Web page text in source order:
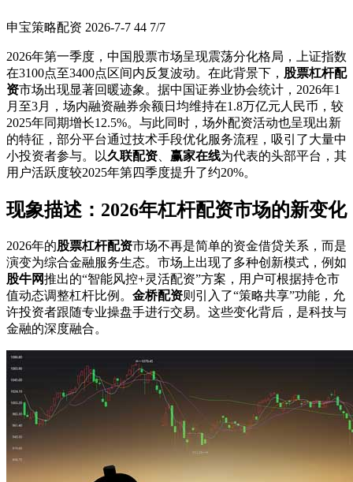
申宝策略配资 2026-7-7 44 7/7
2026年第一季度，中国股票市场呈现震荡分化格局，上证指数
在3100点至3400点区间内反复波动。在此背景下， 股票杠杆配
资市场出现显著回暖迹象。据中国证券业协会统计，2026年1
月至3月，场内融资融券余额日均维持在1.8万亿元人民币，较
2025年同期增长12.5%。与此同时，场外配资活动也呈现出新
的特征，部分平台通过技术手段优化服务流程，吸引了大量中
小投资者参与。以久联配资 赢家在线为代表的头部平台，其
用户活跃度较2025年第四季度提升了约20%。
现象描述：2026年杠杆配资市场的新变化
2026年的股票杠杆配资市场不再是简单的资金借贷关系，而是
演变为综合金融服务生态。市场上出现了多种创新模式，例如
股牛网推出的“智能风控+灵活配资”方案，用户可根据持仓市
值动态调整杠杆比例。 金桥配资则引入了“策略共享”功能，允
许投资者跟随专业操盘手进行交易。这些变化背后，是科技与
金融的深度融合。